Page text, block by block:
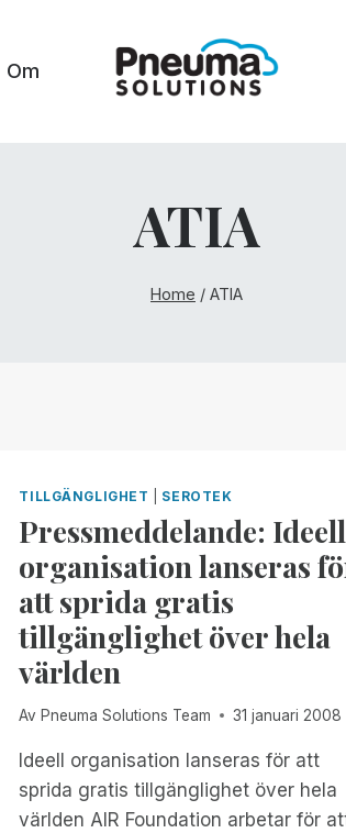
Om
ATIA
Home / ATIA
TILLGÄNGLIGHET SEROTEK
Pressmeddelande: Ideell
organisation lanseras
att sprida gratis
tillgänglighet över hela
världen
Av Pneuma Solutions Team 31 januari 2008
Ideell organisation lanseras för att
sprida gratis tillgänglighet över hela
världen AIR Foundation arbetar för